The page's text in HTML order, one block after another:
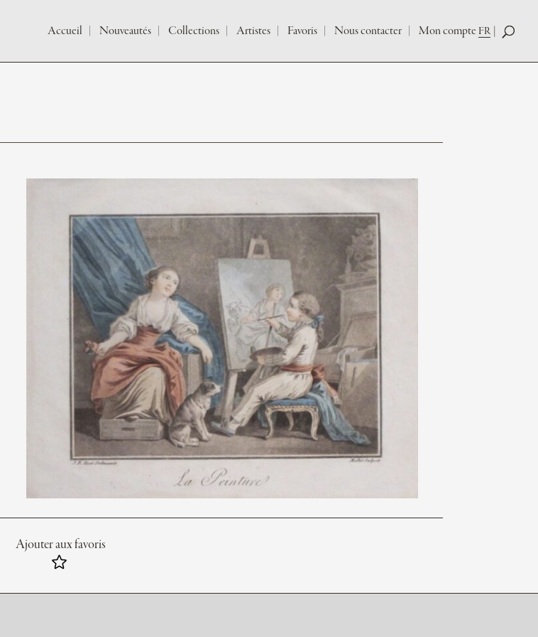
Accueil Nouveautés Collections Artistes Favoris Nous contacter Mon compte FR
Ajouter aux favoris